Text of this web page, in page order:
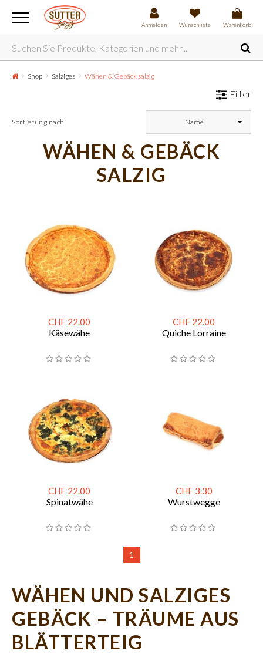
Anmelden Wunschliste Warenkorb
Shop Salziges Wähen & Gebäck salzig
Filter
Sortierung nach Name
WÄHEN & GEBÄCK
SALZIG
CHF 22.00
Käsewähe
CHF 22.00
Quiche Lorraine
CHF 22.00
Spinatwähe
CHF 3.30
Wurstwegge
1
WÄHEN UND SALZIGES
GEBÄCK – TRÄUME AUS
BLÄTTERTEIG